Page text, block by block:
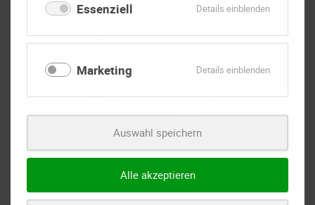
Essenziell Details einblendenfür
Marketing Details einblendenfür
Auswahl speichern
Alle akzeptieren